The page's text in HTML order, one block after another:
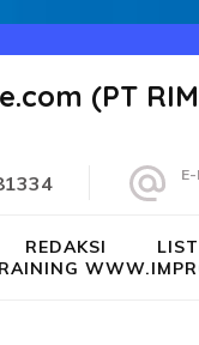
(PT
REDAKSI